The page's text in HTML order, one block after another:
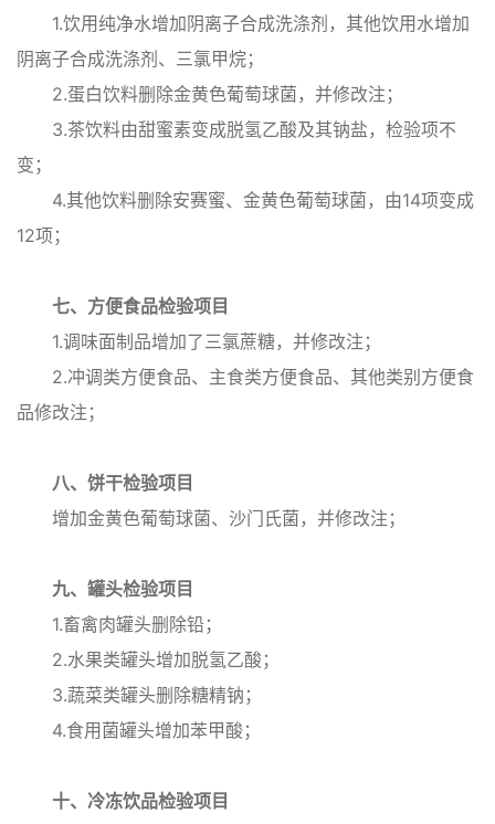
1.饮用纯净水增加阴离子合成洗涤剂，其他饮用水增加
阴离子合成洗涤剂、三氯甲烷；
2.蛋白饮料删除金黄色葡萄球菌，并修改注；
3.茶饮料由甜蜜素变成脱氢乙酸及其钠盐，检验项不
变；
4.其他饮料删除安赛蜜、金黄色葡萄球菌，由14项变成
12项；
七、方便食品检验项目
1.调味面制品增加了三氯蔗糖，并修改注；
2.冲调类方便食品、主食类方便食品、其他类别方便食
品修改注；
八、饼干检验项目
增加金黄色葡萄球菌、沙门氏菌，并修改注；
九、罐头检验项目
1.畜禽肉罐头删除铅；
2.水果类罐头增加脱氢乙酸；
3.蔬菜类罐头删除糖精钠；
4.食用菌罐头增加苯甲酸；
十、冷冻饮品检验项目